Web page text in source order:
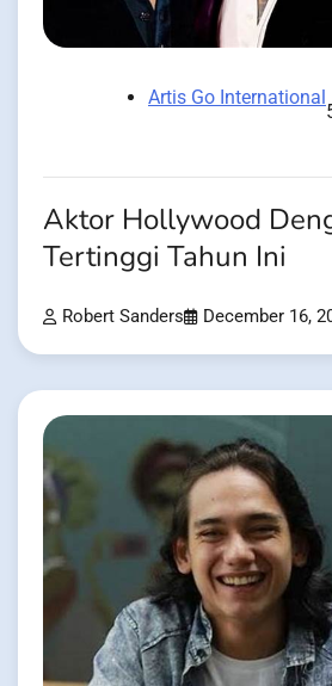
Artis Go International
Aktor Hollywood
Tertinggi Tahun Ini
Robert Sanders December 16,